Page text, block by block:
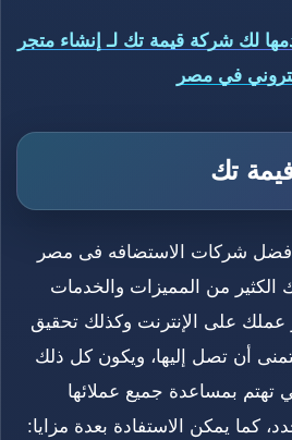
لك شركة قيمة تك لـ إنشاء متجر
في مصر
تك
شركات الاستضافه فى مصر
الكثير من المميزات والخدمات
على الإنترنت وكذلك تحقيق
أن تصل إليها، ويكون كل ذلك
تهتم بمساعدة جميع عملائها
كما يمكن الاستفادة بعدة مزايا: